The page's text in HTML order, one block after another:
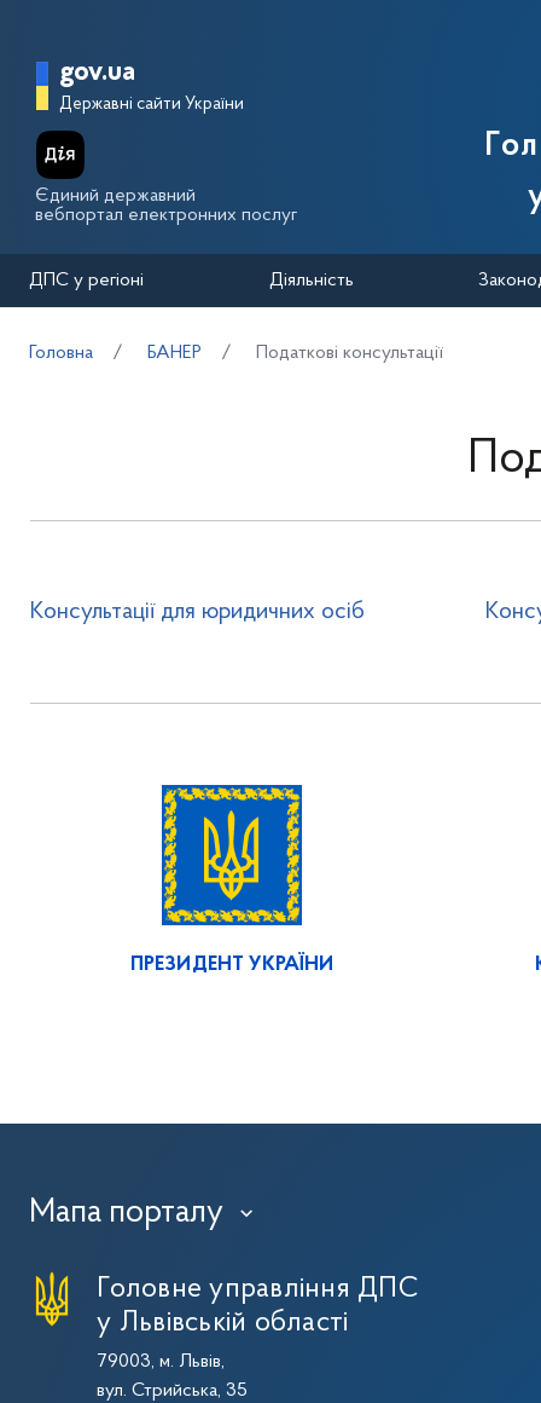
Головна сторінка Державної
gov.ua
Державні сайти України
Єдиний державний
вебпортал електронних послуг
ДПС у регіоні Діяльність
Головна БАНЕР Податкові консультації
Консультації для юридичних осіб
ПРЕЗИДЕНТ УКРАЇНИ
Мапа порталу ›
Головне управління ДПС
у Львівській області
79003, м. Львів,
вул. Стрийська, 35